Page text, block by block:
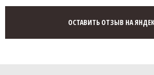
ОСТАВИТЬ ОТЗЫВ НА